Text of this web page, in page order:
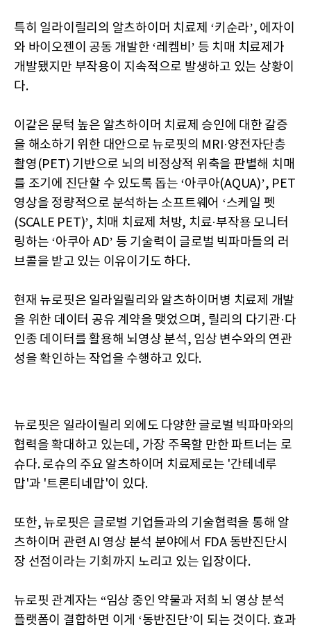
특히 일라이릴리의 알츠하이머 치료제 ‘키순라’, 에자이
와 바이오젠이 공동 개발한 ‘레켐비’ 등 치매 치료제가
개발됐지만 부작용이 지속적으로 발생하고 있는 상황이
다.
이같은 문턱 높은 알츠하이머 치료제 승인에 대한 갈증
을 해소하기 위한 대안으로 뉴로핏의 MRI·양전자단층
촬영(PET) 기반으로 뇌의 비정상적 위축을 판별해 치매
를 조기에 진단할 수 있도록 돕는 ‘아쿠아(AQUA)’, PET
영상을 정량적으로 분석하는 소프트웨어 ‘스케일 펫
(SCALE PET)’, 치매 치료제 처방, 치료·부작용 모니터
링하는 ‘아쿠아 AD’ 등 기술력이 글로벌 빅파마들의 러
브콜을 받고 있는 이유이기도 하다.
현재 뉴로핏은 일라일릴리와 알츠하이머병 치료제 개발
을 위한 데이터 공유 계약을 맺었으며, 릴리의 다기관·다
인종 데이터를 활용해 뇌영상 분석, 임상 변수와의 연관
성을 확인하는 작업을 수행하고 있다.
뉴로핏은 일라이릴리 외에도 다양한 글로벌 빅파마와의
협력을 확대하고 있는데, 가장 주목할 만한 파트너는 로
슈다. 로슈의 주요 알츠하이머 치료제로는 '간테네루
맙'과 '트론티네맙'이 있다.
또한, 뉴로핏은 글로벌 기업들과의 기술협력을 통해 알
츠하이머 관련 AI 영상 분석 분야에서 FDA 동반진단시
장 선점이라는 기회까지 노리고 있는 입장이다.
뉴로핏 관계자는 “임상 중인 약물과 저희 뇌 영상 분석
플랫폼이 결합하면 이게 ‘동반진단’이 되는 것이다. 효과